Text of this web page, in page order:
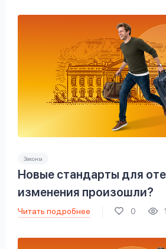
Законы
Новые стандарты для
изменения произошли?
Читать подробнее 0